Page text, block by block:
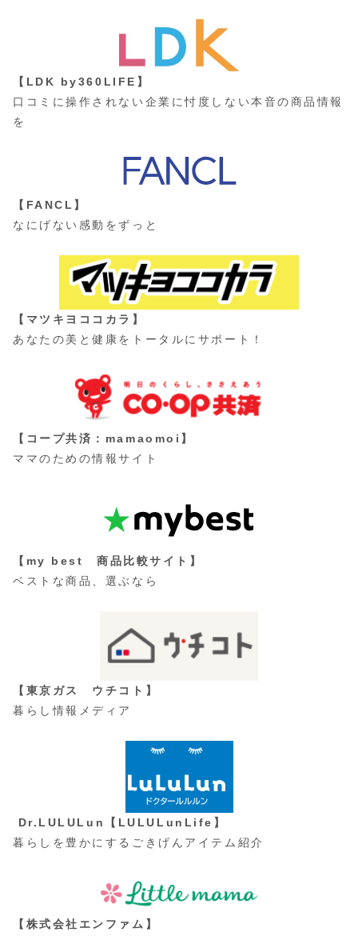
【LDK by360LIFE】
口コミに操作されない企業に忖度しない本音の商品情報
を
【FANCL】
なにげない感動をずっと
【マツキヨココカラ】
あなたの美と健康をトータルにサポート！
【コープ共済：mamaomoi】
ママのための情報サイト
【my best 商品比較サイト】
ベストな商品、選ぶなら
【東京ガス ウチコト】
暮らし情報メディア
Dr.LULULun【LULULunLife】
暮らしを豊かにするごきげんアイテム紹介
【株式会社エンファム】